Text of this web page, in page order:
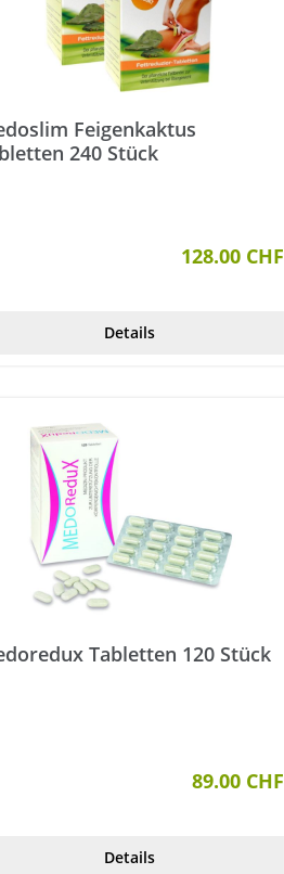
Feigenkaktus
240 Stück
128.00 CHF
Details
Tabletten 120 Stück
89.00 CHF
Details